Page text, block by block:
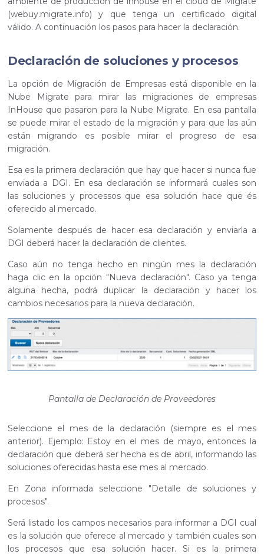
(webuy.migrate.info) y que tenga un certificado digital
válido. A continuación los pasos para hacer la declaración.
Declaración de soluciones y procesos
La opción de Migración de Empresas está disponible en la
Nube Migrate para mirar las migraciones de empresas
InHouse que pasaron para la Nube Migrate. En esa pantalla
se puede mirar el estado de la migración y para que las aún
están migrando es posible mirar el progreso de esa
migración.
Esa es la primera declaración que hay que hacer si nunca fue
enviada a DGI. En esa declaración se informará cuales son
las soluciones y processos que esa solución hace que és
oferecido al mercado.
Solamente después de hacer esa declaración y enviarla a
DGI deberá hacer la declaración de clientes.
Caso aún no tenga hecho en ningún mes la declaración
haga clic en la opción "Nueva declaración". Caso ya tenga
alguna hecha, podrá duplicar la declaración y hacer los
cambios necesarios para la nueva declaración.
Pantalla de Declaración de Proveedores
Seleccione el mes de la declaración (siempre es el mes
anterior). Ejemplo: Estoy en el mes de mayo, entonces la
declaración que deberá ser hecha es de abril, informando las
soluciones oferecidas hasta ese mes al mercado.
En Zona informada seleccione "Detalle de soluciones y
procesos".
Será listado los campos necesarios para informar a DGI cual
es la solución que oferece al mercado y también cuales son
los procesos que esa solución hacer. Si es la primera